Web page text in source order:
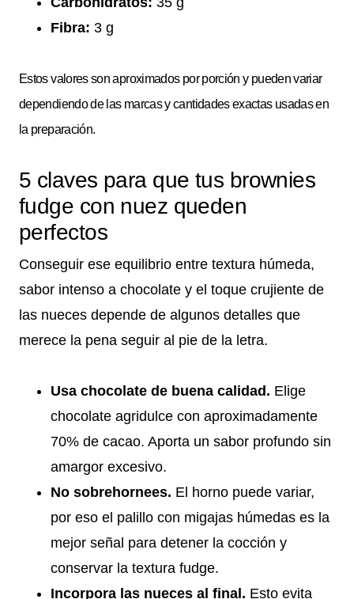
Fibra: 3 g
Estos valores son aproximados por porción y pueden variar
dependiendo de las marcas y cantidades exactas usadas en
la preparación.
5 claves para que tus brownies
fudge con nuez queden
perfectos
Conseguir ese equilibrio entre textura húmeda,
sabor intenso a chocolate y el toque crujiente de
las nueces depende de algunos detalles que
merece la pena seguir al pie de la letra.
Usa chocolate de buena calidad. Elige
chocolate agridulce con aproximadamente
70% de cacao. Aporta un sabor profundo sin
amargor excesivo.
No sobrehornees. El horno puede variar,
por eso el palillo con migajas húmedas es la
mejor señal para detener la cocción y
conservar la textura fudge.
Incorpora las nueces al final. Esto evita